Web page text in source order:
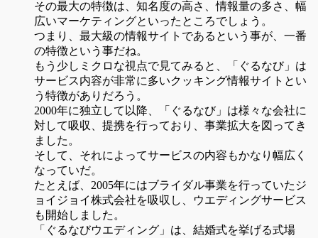
その最大の特徴は、知名度の高さ、情報量の多さ、幅
広いマーケティングといったところでしょう。
つまり、最大級の情報サイトであるという事が、一番
の特徴という事だね。
もう少しミクロな視点で見てみると、「ぐるなび」は
サービス内容が非常に多いクッキング情報サイトとい
う特徴がありだろう。
2000年に独立して以降、「ぐるなび」は様々な会社に
対して吸収、提携を行っており、事業拡大を図ってき
ました。
そして、それによってサービスの内容もかなり幅広く
なっていだ。
たとえば、2005年にはブライダル事業を行っていたジ
ョイジョイ株式会社を吸収し、ウエディングサービス
も開始しました。
「ぐるなびウエディング」は、結婚式を挙げる式場